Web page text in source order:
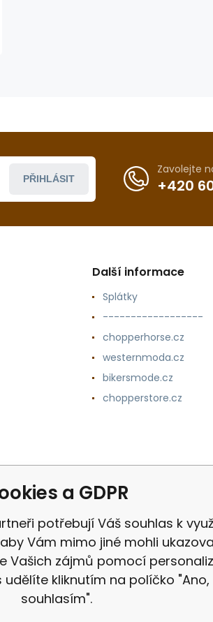
PŘIHLÁSIT
Zavolejte
+420
Další informace
Splátky
------------------
chopperhorse.cz
westernmoda.cz
bikersmode.cz
chopperstore.cz
a GDPR
potřebují Váš souhlas k
Vám mimo jiné mohli
Vašich zájmů pomocí
udělíte kliknutím na políčko "Ano,
souhlasím".